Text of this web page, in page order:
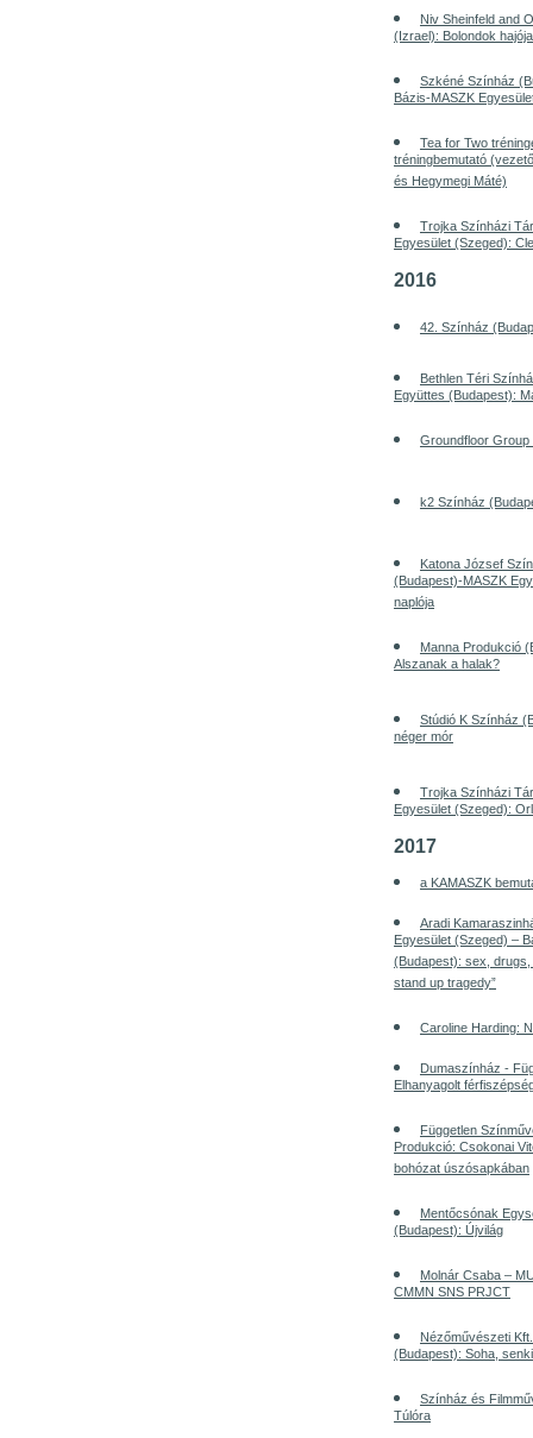
Niv Sheinfeld and
(Izrael): Bolondok hajója
Szkéné Színház
Bázis-MASZK
Tea for Two
tréningbemutató
és Hegymegi Máté)
Trojka Színházi
Egyesület (Szeged):
2016
42. Színház
Bethlen Téri
Együttes (Budapest):
Groundfloor Group
k2 Színház
Katona József
(Budapest)-MASZK
naplója
Manna Produkció
Alszanak a halak?
Stúdió K Színház
néger mór
Trojka Színházi
Egyesület (Szeged):
2017
a KAMASZK
Aradi
Egyesület (Szeged) –
(Budapest): sex, drugs,
stand up tragedy”
Caroline Harding:
Dumaszínház -
Elhanyagolt
Független
Produkció: Csokonai
bohózat úszósapkában
Mentőcsónak
(Budapest): Újvilág
Molnár Csaba –
CMMN SNS PRJCT
Nézőművészeti
(Budapest): Soha,
Színház és
Túlóra